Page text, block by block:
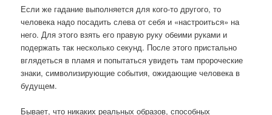
Если же гадание выполняется для кого-то другого, то
человека надо посадить слева от себя и «настроиться» на
него. Для этого взять его правую руку обеими руками и
подержать так несколько секунд. После этого пристально
вглядеться в пламя и попытаться увидеть там пророческие
знаки, символизирующие события, ожидающие человека в
будущем.
Бывает, что никаких реальных образов, способных